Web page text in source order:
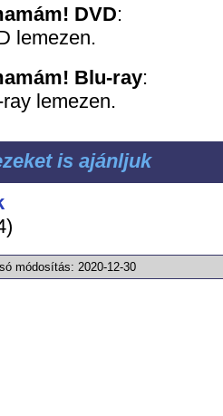
DVD:
lemezen.
Blu-ray:
lemezen.
is ajánljuk
módosítás: 2020-12-30